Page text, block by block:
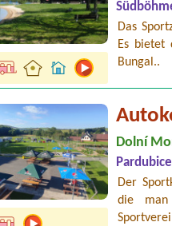
Das
Es bietet
Bungal..
Dolní
Der
die man